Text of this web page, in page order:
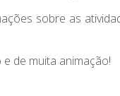
sobre as
de muita animação!